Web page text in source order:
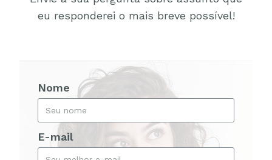
eu responderei o mais breve possível!
Nome
E-mail